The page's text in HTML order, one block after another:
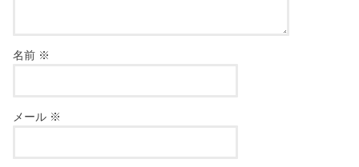
名前 ※
メール ※